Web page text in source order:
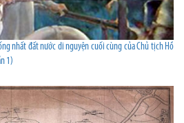
nhất đất nước di nguyện cuối cùng của Chủ tịch Hồ
1)